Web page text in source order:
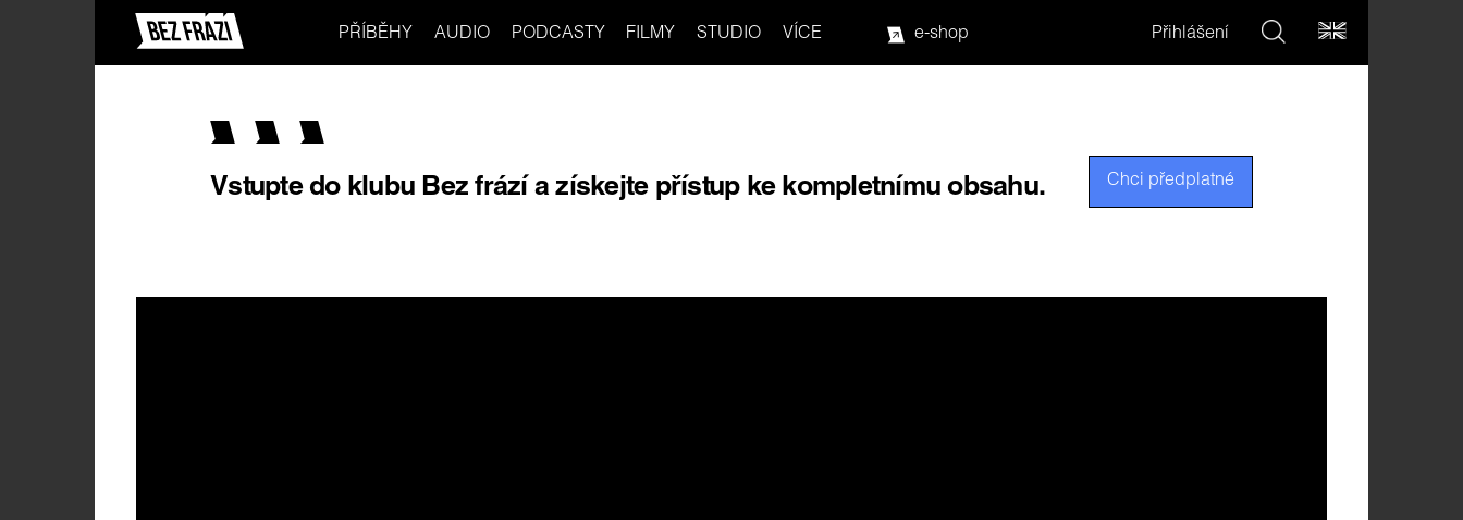
PŘÍBĚHY AUDIO PODCASTY FILMY STUDIO VÍCE e-shop Přihlášení
Vstupte do klubu Bez frází a získejte přístup ke kompletnímu obsahu. Chci předplatné